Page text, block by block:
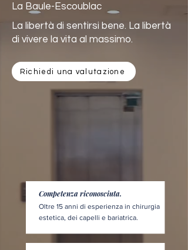
La Baule-Escoublac
La libertà di sentirsi bene. La libertà
di vivere la vita al massimo.
Richiedi una valutazione
Competenza riconosciuta.
Oltre 15 anni di esperienza in chirurgia
estetica, dei capelli e bariatrica.